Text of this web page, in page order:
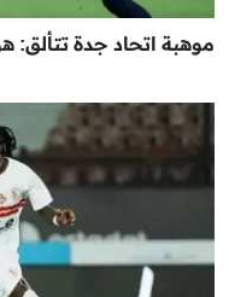
موهبة اتحاد جدة تتألق: